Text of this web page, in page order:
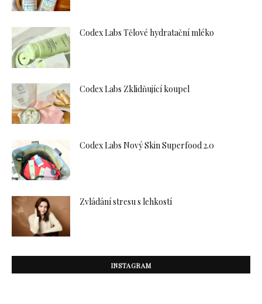
Codex Labs Tělové hydratační mléko
Codex Labs Zklidňující koupel
Codex Labs Nový Skin Superfood 2.0
Zvládání stresu s lehkostí
INSTAGRAM